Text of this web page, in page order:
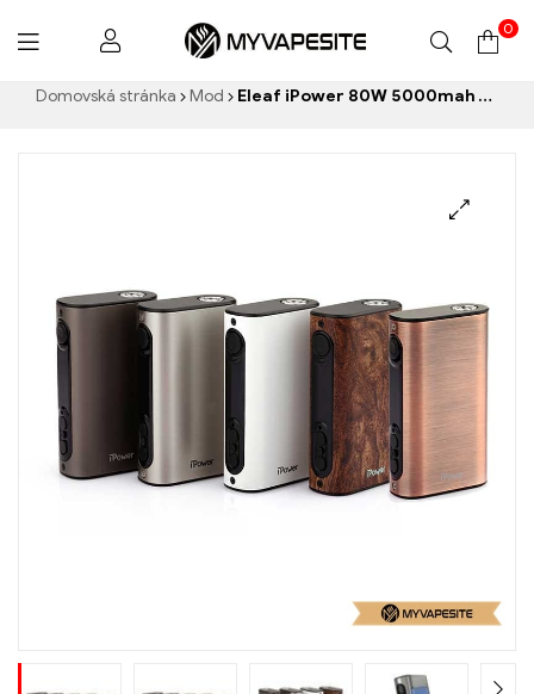
Myvapesite.de
0
Domovská stránka Mod Eleaf iPower 80W 5000mah TC Mod – (Nová verze: Eleaf iStick Power) Velkoobchod e-cigaret丨Zakázkový